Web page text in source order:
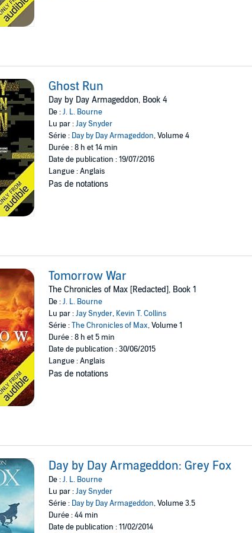
Ghost Run
Day by Day Armageddon, Book 4
De :J. L. Bourne
Lu par :Jay Snyder
Série : Day by Day Armageddon, Volume 4
Durée : 8 h et 14 min
Date de publication : 19/07/2016
Langue : Anglais
Pas de notations
Tomorrow War
The Chronicles of Max [Redacted], Book 1
De :J. L. Bourne
Lu par :Jay Snyder, Kevin T. Collins
Série :The Chronicles of Max, Volume 1
Durée : 8 h et 5 min
Date de publication : 30/06/2015
Langue : Anglais
Pas de notations
Day by Day Armageddon: Grey Fox
De :J. L. Bourne
Lu par :Jay Snyder
Série : Day by Day Armageddon, Volume 3.5
Durée : 44 min
Date de publication : 11/02/2014